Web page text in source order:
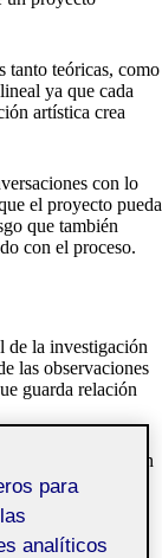
tanto teóricas, como
ya que cada
artística crea
con lo
el proyecto pueda
que también
con el proceso.
de la investigación
las observaciones
guarda relación
bifurcaciones, en
que a medida que
del proyecto.
para
analíticos